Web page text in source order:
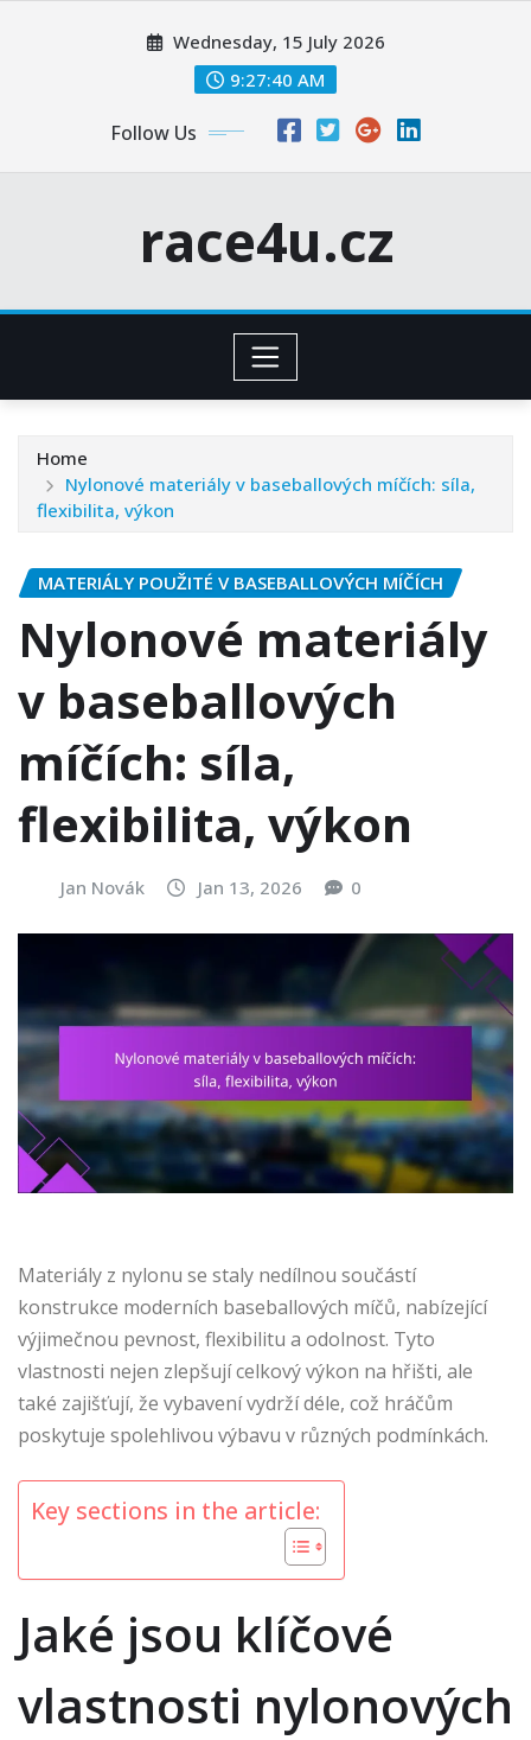
Wednesday, 15 July 2026
9:27:41 AM
Follow Us
race4u.cz
Home
Nylonové materiály v baseballových míčích: síla,
flexibilita, výkon
MATERIÁLY POUŽITÉ V BASEBALLOVÝCH MÍČÍCH
Nylonové materiály
v baseballových
míčích: síla,
flexibilita, výkon
Jan Novák Jan 13, 2026 0
Materiály z nylonu se staly nedílnou součástí
konstrukce moderních baseballových míčů, nabízející
výjimečnou pevnost, flexibilitu a odolnost. Tyto
vlastnosti nejen zlepšují celkový výkon na hřišti, ale
také zajišťují, že vybavení vydrží déle, což hráčům
poskytuje spolehlivou výbavu v různých podmínkách.
Key sections in the article:
Jaké jsou klíčové
vlastnosti nylonových